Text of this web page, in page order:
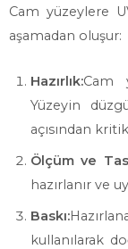
Cam yüzeylere
aşamadan oluşur:
Hazırlık:Cam
Yüzeyin
açısından
Ölçüm ve
hazırlanır ve
Baskı:
kullanılarak